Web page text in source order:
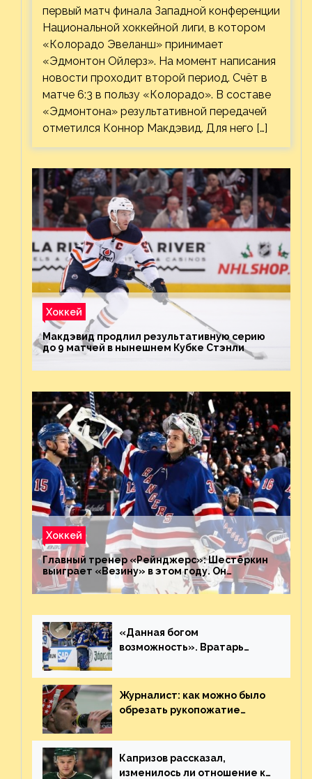
первый матч финала Западной конференции
Национальной хоккейной лиги, в котором
«Колорадо Эвеланш» принимает
«Эдмонтон Ойлерз». На момент написания
новости проходит второй период. Счёт в
матче 6:3 в пользу «Колорадо». В составе
«Эдмонтона» результативной передачей
отметился Коннор Макдэвид. Для него […]
Хоккей
Макдэвид продлил результативную серию
до 9 матчей в нынешнем Кубке Стэнли
Хоккей
Главный тренер «Рейнджерс»: Шестёркин
выиграет «Везину» в этом году. Он
невероятен
«Данная богом
возможность». Вратарь
броске бутылкой в Кадри
Журналист: как можно было
обрезать рукопожатие
Плохая работа, ESPN
Капризов рассказал,
изменилось ли отношение к